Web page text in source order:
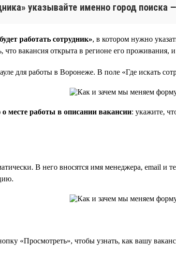
указывайте именно город
работать сотрудник», в котором нужно
вакансия открыта в регионе его проживания, и
для работы в Воронеже. В поле «Где искать
месте работы в описании вакансии: укажите,
В него вносятся имя менеджера, email
«Просмотреть», чтобы узнать, как вашу